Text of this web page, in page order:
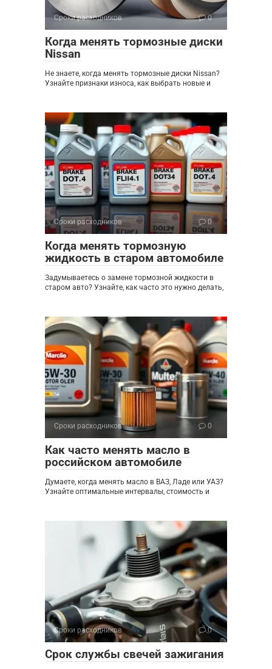
Сроки расходников 0
Когда менять тормозные диски
Nissan
Не знаете, когда менять тормозные диски Nissan?
Узнайте признаки износа, как выбрать новые и
Сроки расходников 0
Когда менять тормозную
жидкость в старом автомобиле
Задумываетесь о замене тормозной жидкости в
старом авто? Узнайте, как часто это нужно делать,
Сроки расходников 0
Как часто менять масло в
российском автомобиле
Думаете, когда менять масло в ВАЗ, Ладе или УАЗ?
Узнайте оптимальные интервалы, стоимость и
Сроки расходников 0
Срок службы свечей зажигания